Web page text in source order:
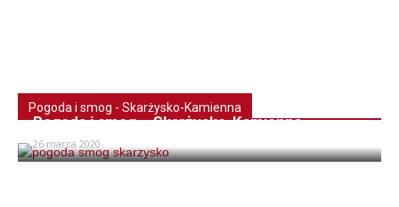
Pogoda i smog - Skarżysko-Kamienna
Pogoda i smog – Skarżysko-Kamienna
26 marca 2020